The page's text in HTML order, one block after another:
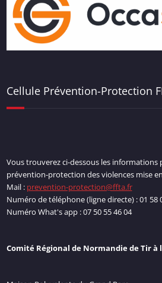
Cellule Prévention-Protection
Vous trouverez ci-dessous les informations
prévention-protection des violences mise en
Mail : prevention-protection@ffta.fr
Numéro de téléphone (ligne directe) : 01 58
Numéro What's app : 07 50 55 46 04
Comité Régional de Normandie de Tir à